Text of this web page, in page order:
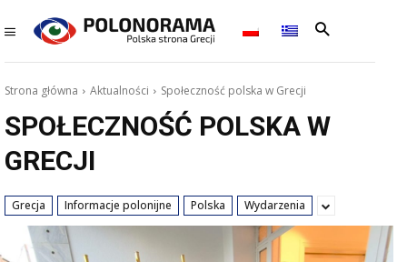
Strona główna Aktualności Społeczność polska w Grecji
SPOŁECZNOŚĆ POLSKA W
GRECJI
Grecja Informacje polonijne Polska Wydarzenia